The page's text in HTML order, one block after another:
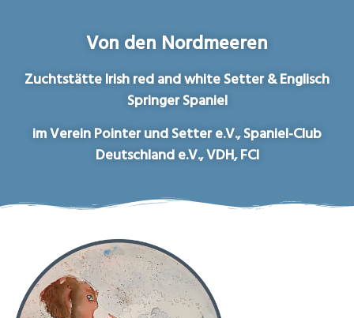
Von den Nordmeeren
Zuchtstätte Irish red and white Setter & Englisch
Springer Spaniel
im Verein Pointer und Setter e.V., Spaniel-Club
Deutschland e.V., VDH, FCI